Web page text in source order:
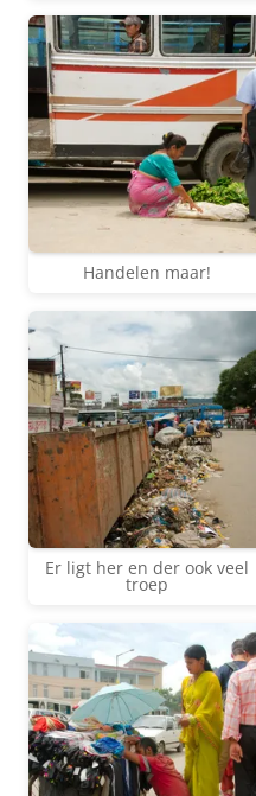
Handelen maar!
Er ligt her en der ook veel
troep